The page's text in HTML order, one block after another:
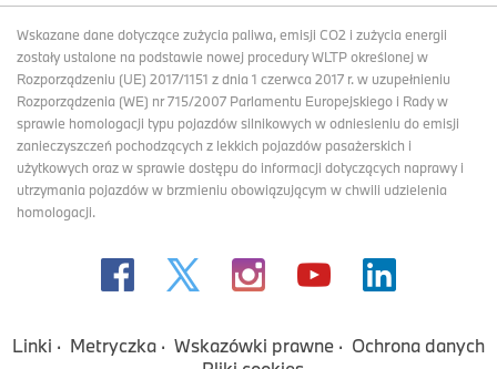
Wskazane dane dotyczące zużycia paliwa, emisji CO2 i zużycia energii
zostały ustalone na podstawie nowej procedury WLTP określonej w
Rozporządzeniu (UE) 2017/1151 z dnia 1 czerwca 2017 r. w uzupełnieniu
Rozporządzenia (WE) nr 715/2007 Parlamentu Europejskiego i Rady w
sprawie homologacji typu pojazdów silnikowych w odniesieniu do emisji
zanieczyszczeń pochodzących z lekkich pojazdów pasażerskich i
użytkowych oraz w sprawie dostępu do informacji dotyczących naprawy i
utrzymania pojazdów w brzmieniu obowiązującym w chwili udzielenia
homologacji.
Linki Metryczka Wskazówki prawne
Ochrona danych